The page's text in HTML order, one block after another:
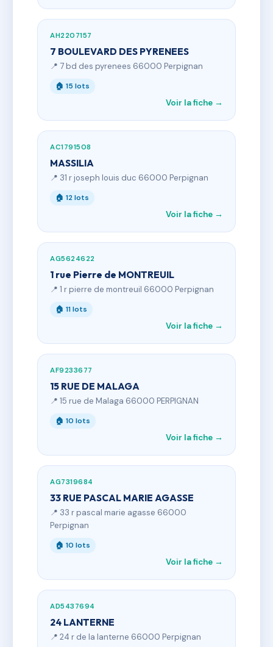
AH2207157
7 BOULEVARD DES PYRENEES
📍 7 bd des pyrenees 66000 Perpignan
🏠 15 lots
Voir la fiche →
AC1791508
MASSILIA
📍 31 r joseph louis duc 66000 Perpignan
🏠 12 lots
Voir la fiche →
AG5624622
1 rue Pierre de MONTREUIL
📍 1 r pierre de montreuil 66000 Perpignan
🏠 11 lots
Voir la fiche →
AF9233677
15 RUE DE MALAGA
📍 15 rue de Malaga 66000 PERPIGNAN
🏠 10 lots
Voir la fiche →
AG7319684
33 RUE PASCAL MARIE AGASSE
📍 33 r pascal marie agasse 66000
Perpignan
🏠 10 lots
Voir la fiche →
AD5437694
24 LANTERNE
📍 24 r de la lanterne 66000 Perpignan